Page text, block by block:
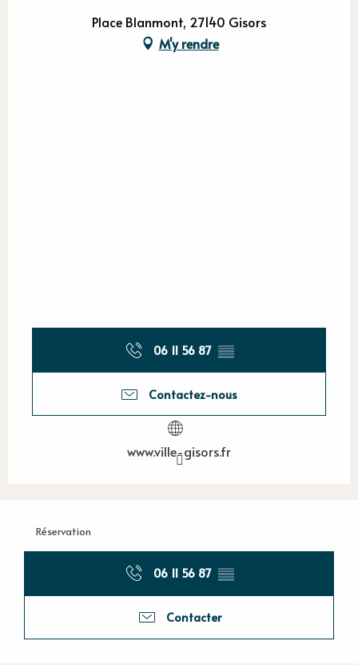
Place Blanmont, 27140 Gisors
M'y rendre
06 11 56 87 ▒▒
Contactez-nous
www.ville-gisors.fr
Réservation
06 11 56 87 ▒▒
Contacter